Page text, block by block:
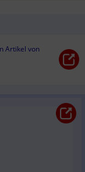
Artikel von